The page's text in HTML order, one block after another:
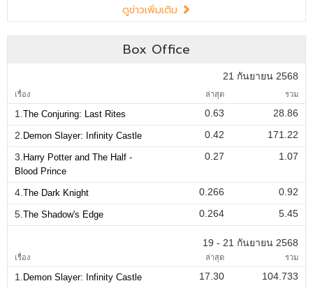
ดูข่าวเพิ่มเติม
Box Office
21 กันยายน 2568
เรื่อง ล่าสุด รวม
1. The Conjuring: Last Rites 0.63
28.86
2. Demon Slayer: Infinity Castle 0.42
171.22
3. Harry Potter and The Half -
Blood Prince
0.27 1.07
4. The Dark Knight 0.266
0.92
5. The Shadow's Edge 0.264 5.45
19 - 21 กันยายน 2568
เรื่อง ล่าสุด รวม
1. Demon Slayer: Infinity Castle 17.30
104.733